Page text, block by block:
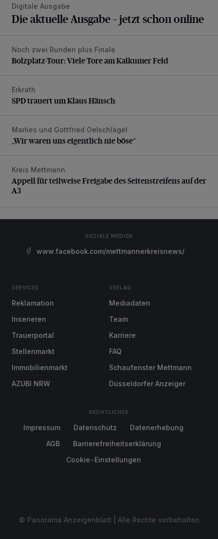
Digitale Ausgabe
Die aktuelle Ausgabe – jetzt schon online
Bolzplatz-Tour: Viele Tore am Kalkumer Feld
Noch zwei Runden plus Finale
Bolzplatz-Tour: Viele Tore am Kalkumer Feld
SPD trauert um Klaus Hänsch
Erkrath
SPD trauert um Klaus Hänsch
„Wir waren uns eigentlich nie böse“
Marlies und Gottfried Oelschlägel
„Wir waren uns eigentlich nie böse“
Appell für teilweise Freigabe des Seitenstreifens auf der A3
Kreis Mettmann
Appell für teilweise Freigabe des Seitenstreifens auf der
A3
SOZIALE MEDIEN
www.facebook.com/mettmannerkreisnews/
SERVICES
Reklamation
Inserieren
Trauerportal
Stellenmarkt
Immobilienmarkt
AZUBI NRW
VERLAG
Mediadaten
Team
Karriere
FAQ
Schaufenster Mettmann
Düsseldorfer Anzeiger
RECHTLICHES
Impressum Datenschutz
Datenerhebung
AGB
Barrierefreiheitserklärung
Cookie-Einstellungen
© Panorama Anzeigenblatt | Alle Rechte vorbehalten